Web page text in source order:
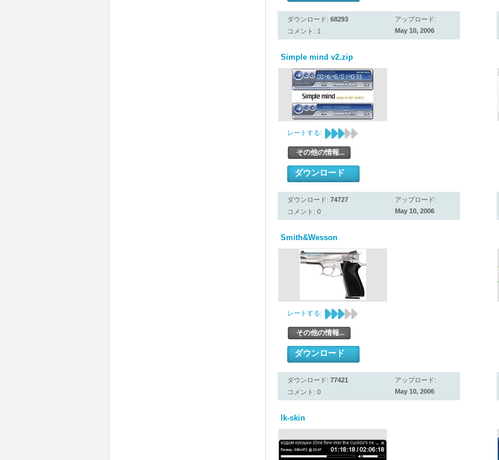
ダウンロード: 68293
コメント: 1
アップロード:
May 10, 2006
Simple mind v2.zip
レートする:
その他の情報...
ダウンロード
ダウンロード: 74727
コメント: 0
アップロード:
May 10, 2006
Smith&Wesson
レートする:
その他の情報...
ダウンロード
ダウンロード: 77421
コメント: 0
アップロード:
May 10, 2006
lk-skin